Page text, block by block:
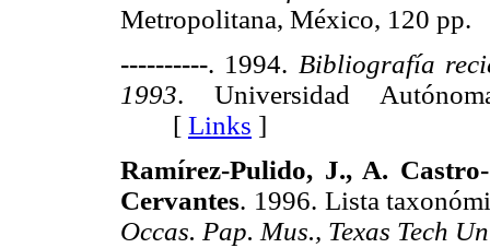
Metropolitana, México, 120
----------. 1994. Bibliografía
1993. Universidad
[ Links ]
Ramírez-Pulido, J., A.
Cervantes. 1996. Lista
Occas. Pap. Mus., Texas Tech